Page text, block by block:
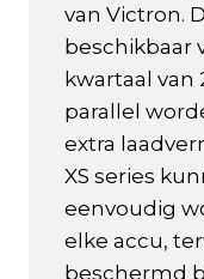
van Victron.
beschikbaar
kwartaal van
parallel
extra
XS series
eenvoudig
elke accu,
beschermd